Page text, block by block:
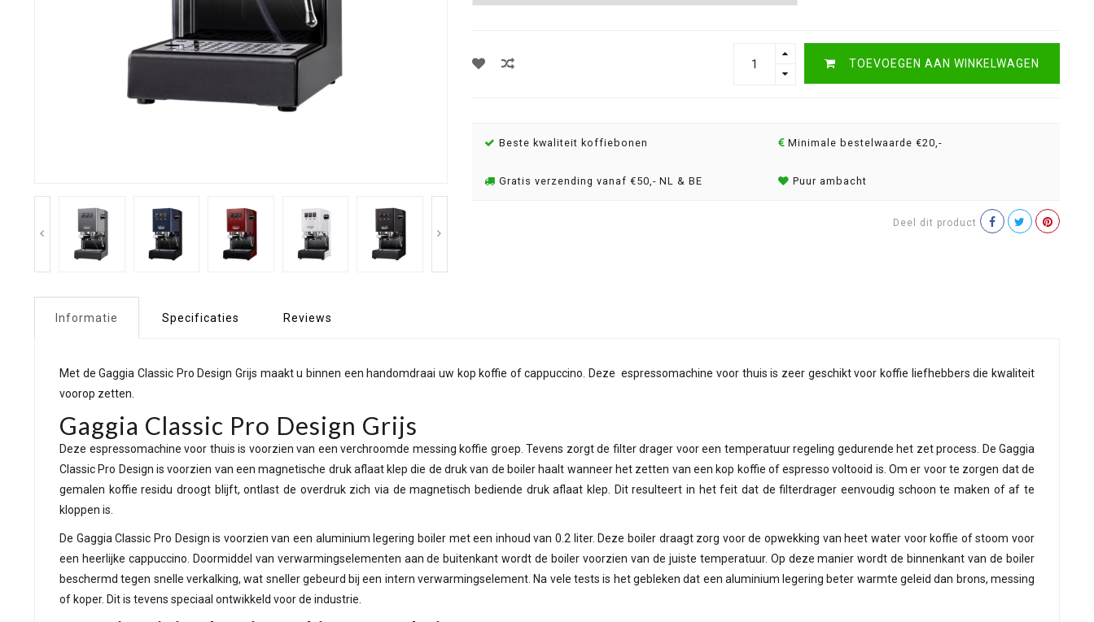
TOEVOEGEN AAN WINKELWAGEN
Beste kwaliteit koffiebonen Minimale bestelwaarde €20,-
Gratis verzending vanaf €50,- NL & BE Puur ambacht
Deel dit product
Informatie Specificaties Reviews
Met de Gaggia Classic Pro Design Grijs maakt u binnen een handomdraai uw kop koffie of cappuccino. Deze espressomachine voor thuis is zeer geschikt voor koffie liefhebbers die kwaliteit
voorop zetten.
Gaggia Classic Pro Design Grijs
Deze espressomachine voor thuis is voorzien van een verchroomde messing koffie groep. Tevens zorgt de filter drager voor een temperatuur regeling gedurende het zet process. De Gaggia
Classic Pro Design is voorzien van een magnetische druk aflaat klep die de druk van de boiler haalt wanneer het zetten van een kop koffie of espresso voltooid is. Om er voor te zorgen dat de
gemalen koffie residu droogt blijft, ontlast de overdruk zich via de magnetisch bediende druk aflaat klep. Dit resulteert in het feit dat de filterdrager eenvoudig schoon te maken of af te
kloppen is.
De Gaggia Classic Pro Design is voorzien van een aluminium legering boiler met een inhoud van 0.2 liter. Deze boiler draagt zorg voor de opwekking van heet water voor koffie of stoom voor
een heerlijke cappuccino. Doormiddel van verwarmingselementen aan de buitenkant wordt de boiler voorzien van de juiste temperatuur. Op deze manier wordt de binnenkant van de boiler
beschermd tegen snelle verkalking, wat sneller gebeurd bij een intern verwarmingselement. Na vele tests is het gebleken dat een aluminium legering beter warmte geleid dan brons, messing
of koper. Dit is tevens speciaal ontwikkeld voor de industrie.